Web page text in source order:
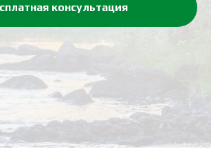
консультация